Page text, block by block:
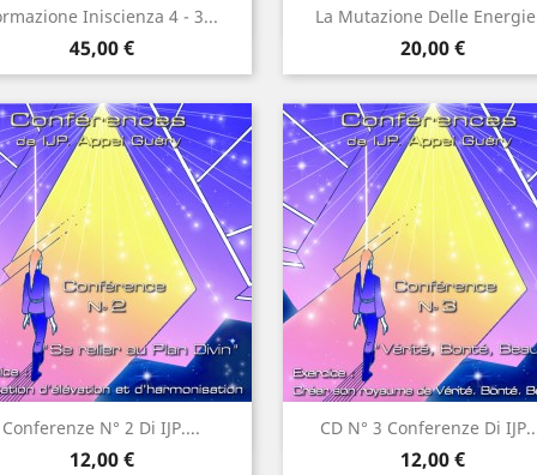
Iniscienza 4 - 3...
Prezzo
45,00 €
Anteprima La Mutazione Delle
Prezzo
20,00 €
Anteprima
Conferenze N° 2 Di IJP....
Prezzo
12,00 €
Anteprima CD N° 3 Conferenze Di
Prezzo
12,00 €
Anteprima